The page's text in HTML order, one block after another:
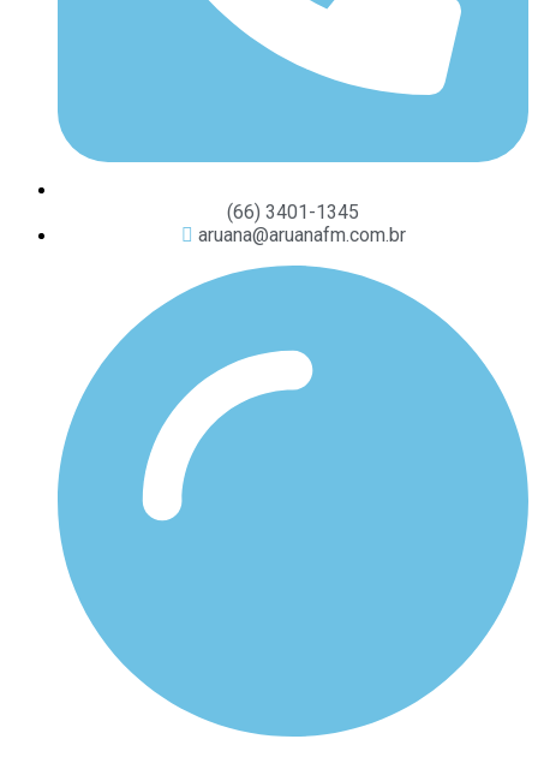
(66) 3401-1345
aruana@aruanafm.com.br